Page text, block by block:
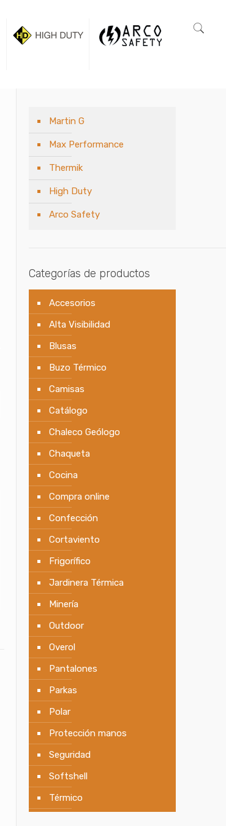
Martin G
Max Performance
Thermik
High Duty
Arco Safety
Categorías de productos
Accesorios
Alta Visibilidad
Blusas
Buzo Térmico
Camisas
Catálogo
Chaleco Geólogo
Chaqueta
Cocina
Compra online
Confección
Cortaviento
Frigorífico
Jardinera Térmica
Minería
Outdoor
Overol
Pantalones
Parkas
Polar
Protección manos
Seguridad
Softshell
Térmico